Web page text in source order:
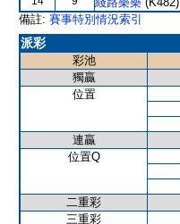
備註: 賽事特別情況索引
派彩
彩池
獨贏
位置
連贏
位置Q
二重彩
三重彩